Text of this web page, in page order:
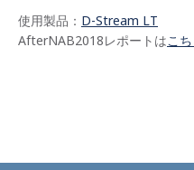
使用製品： D-Stream LT
AfterNAB2018レポートはこ